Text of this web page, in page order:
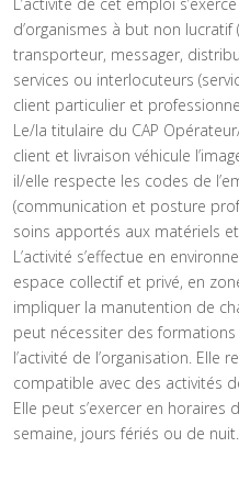
L’activité de cet emploi
d’organismes à but non
transporteur, messager,
services ou interlocuteurs
client particulier et
Le/la titulaire du CAP
client et livraison véhicule
il/elle respecte les codes de
(communication et posture
soins apportés aux matériels et
L’activité s’effectue en
espace collectif et privé, en
impliquer la manutention de
peut nécessiter des
l’activité de l’organisation. Elle
compatible avec des activités
Elle peut s’exercer en horaires
semaine, jours fériés ou de nuit.